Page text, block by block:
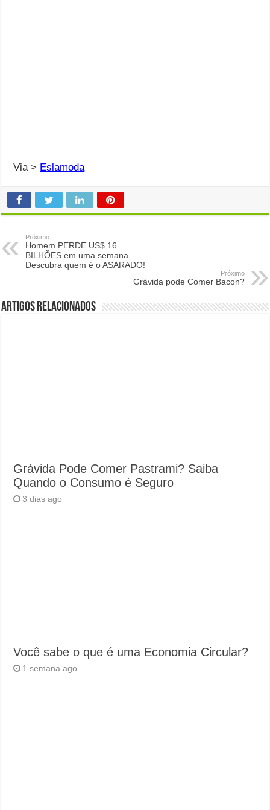
Via > Eslamoda
Próximo
Homem PERDE US$ 16
BILHÕES em uma semana.
Descubra quem é o ASARADO!
Próximo
Grávida pode Comer Bacon?
Artigos Relacionados
Grávida Pode Comer Pastrami? Saiba
Quando o Consumo é Seguro
3 dias ago
Você sabe o que é uma Economia Circular?
1 semana ago